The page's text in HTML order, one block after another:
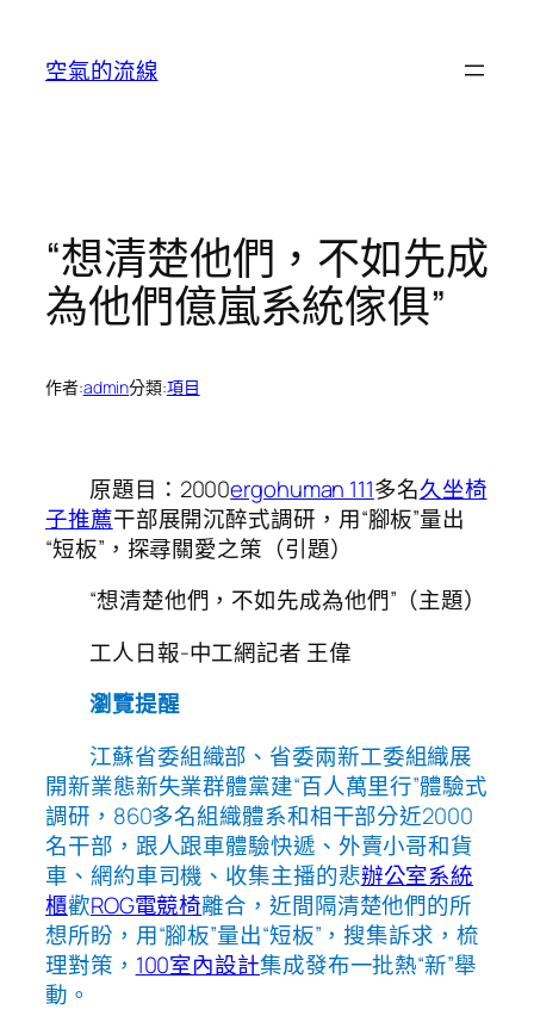
空氣的流線
“想清楚他們，不如先成
為他們億嵐系統傢俱”
作者:admin分類:項目
原題目：2000ergohuman 111多名久坐椅
子推薦干部展開沉醉式調研，用“腳板”量出
“短板”，探尋關愛之策（引題）
“想清楚他們，不如先成為他們”（主題）
工人日報-中工網記者 王偉
瀏覽提醒
江蘇省委組織部、省委兩新工委組織展
開新業態新失業群體黨建“百人萬里行”體驗式
調研，860多名組織體系和相干部分近2000
名干部，跟人跟車體驗快遞、外賣小哥和貨
車、網約車司機、收集主播的悲辦公室系統
櫃歡ROG電競椅離合，近間隔清楚他們的所
想所盼，用“腳板”量出“短板”，搜集訴求，梳
理對策， 100室內設計集成發布一批熱“新”舉
動。